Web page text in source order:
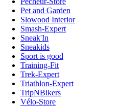
Pet and Garden
Slowood Interior
Smash-Expert
Sneak'In
Sneakids
Sport is good
Training-Fit
Trek-Expert
Triathlon-Expert
TripNBikers
Vélo-Store